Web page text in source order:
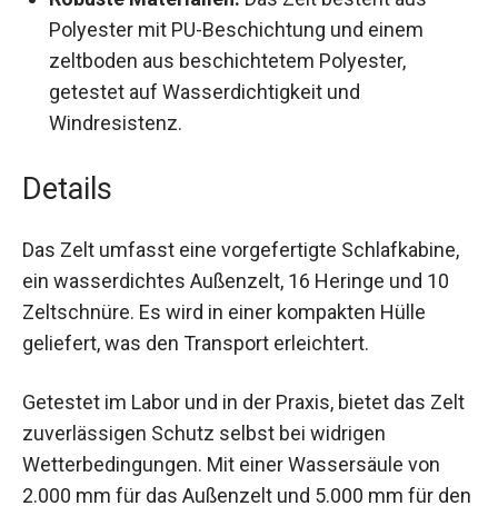
Robuste Materialien: Das Zelt besteht aus
Polyester mit PU-Beschichtung und einem
zeltboden aus beschichtetem Polyester,
getestet auf Wasserdichtigkeit und
Windresistenz.
Details
Das Zelt umfasst eine vorgefertigte Schlafkabine,
ein wasserdichtes Außenzelt, 16 Heringe und 10
Zeltschnüre. Es wird in einer kompakten Hülle
geliefert, was den Transport erleichtert.
Getestet im Labor und in der Praxis, bietet das
Zelt zuverlässigen Schutz selbst bei widrigen
Wetterbedingungen. Mit einer Wassersäule von